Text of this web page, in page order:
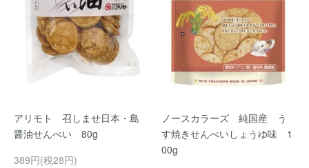
アリモト 召しませ日本・島
醤油せんべい 80g
389円(税28円)
ノースカラーズ 純国産 う
す焼きせんべいしょうゆ味 1
00g